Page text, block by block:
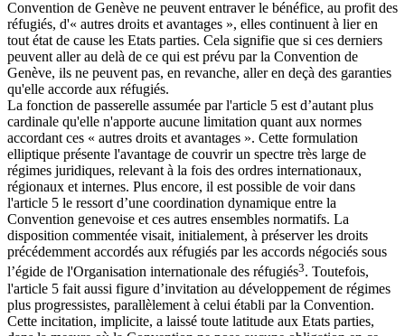
Convention de Genève ne peuvent entraver le bénéfice, au profit des
réfugiés, d'« autres droits et avantages », elles continuent à lier en
tout état de cause les Etats parties. Cela signifie que si ces derniers
peuvent aller au delà de ce qui est prévu par la Convention de
Genève, ils ne peuvent pas, en revanche, aller en deçà des garanties
qu'elle accorde aux réfugiés.
La fonction de passerelle assumée par l'article 5 est d’autant plus
cardinale qu'elle n'apporte aucune limitation quant aux normes
accordant ces « autres droits et avantages ». Cette formulation
elliptique présente l'avantage de couvrir un spectre très large de
régimes juridiques, relevant à la fois des ordres internationaux,
régionaux et internes. Plus encore, il est possible de voir dans
l'article 5 le ressort d’une coordination dynamique entre la
Convention genevoise et ces autres ensembles normatifs. La
disposition commentée visait, initialement, à préserver les droits
précédemment accordés aux réfugiés par les accords négociés sous
l’égide de l'Organisation internationale des réfugiés3. Toutefois,
l'article 5 fait aussi figure d’invitation au développement de régimes
plus progressistes, parallèlement à celui établi par la Convention.
Cette incitation, implicite, a laissé toute latitude aux Etats parties,